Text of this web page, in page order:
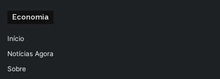
Economia
Início
Notícias Agora
Sobre